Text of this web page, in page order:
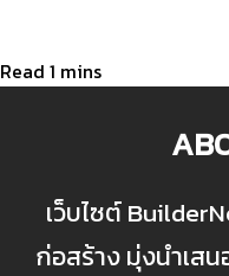
เว็บไซต์
ก่อสร้าง มุ่งนำเสน